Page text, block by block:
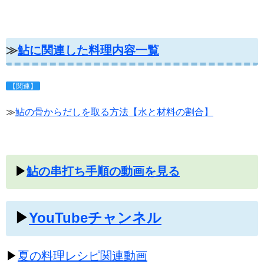
≫鮎に関連した料理内容一覧
【関連】
≫鮎の骨からだしを取る方法【水と材料の割合】
▶鮎の串打ち手順の動画を見る
▶YouTubeチャンネル
▶ 夏の料理レシピ関連動画